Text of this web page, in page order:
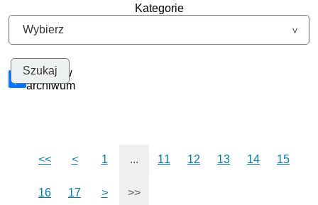
Kategorie
Szukaj w
archiwum
<< < 1 ... 11 12 13 14 15
16 17 > >>